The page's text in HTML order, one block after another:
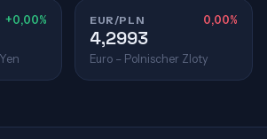
+0,00% EUR/PLN 0,00%
4,2993
Euro – Polnischer Zloty